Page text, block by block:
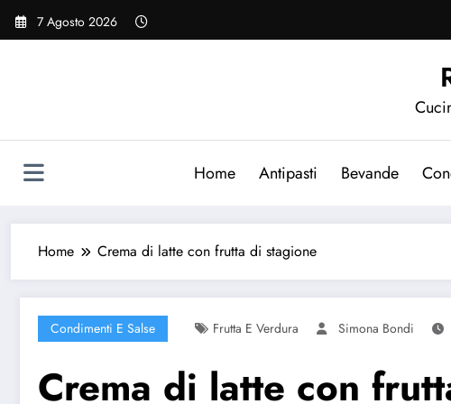
Vai
7 Agosto 2026
Home Antipasti Bevande
Home Crema di latte con frutta di stagione
Condimenti E Salse Frutta E Verdura Simona Bondi
Crema di latte con